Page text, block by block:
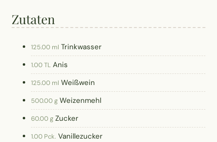
Zutaten
125.00 ml Trinkwasser
1.00 TL Anis
125.00 ml Weißwein
500.00 g Weizenmehl
60.00 g Zucker
1.00 Pck. Vanillezucker